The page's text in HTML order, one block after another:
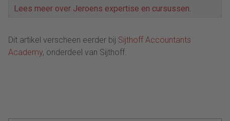
Lees meer over Jeroens expertise en cursussen.
Dit artikel verscheen eerder bij Sijthoff Accountants
Academy, onderdeel van Sijthoff.